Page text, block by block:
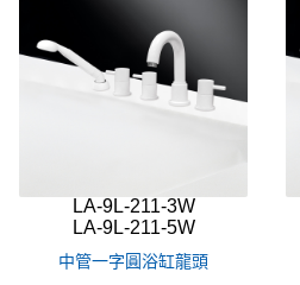
LA-9L-211-3W
LA-9L-211-5W
中管一字圓浴缸龍頭